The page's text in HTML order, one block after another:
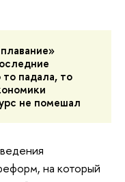
падала, то
не помешал
на который